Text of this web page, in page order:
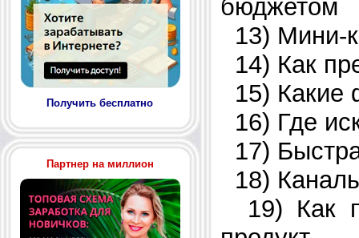
Получить бесплатно
Партнер на миллион
бюджетом
13) Мини-
14) Как
15) Какие
16) Где
17)
18)
19) Как